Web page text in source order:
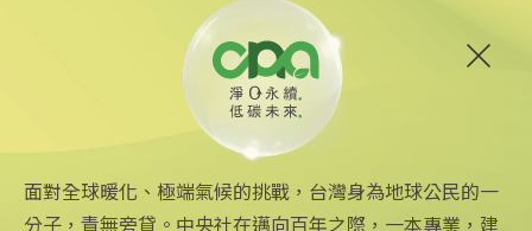
美政府宣布提供175億美元貸
款 強化核能供應鏈
2026/06/25 09:25
面對全球暖化、極端氣候的挑戰，台灣身為地球公民的一
分子，責無旁貸。中央社在邁向百年之際，一本專業，建